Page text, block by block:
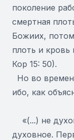
поколение
смертная
Божиих,
плоть и кровь
Кор 15: 50).
Но во
ибо, как
«(...) не
духовное.